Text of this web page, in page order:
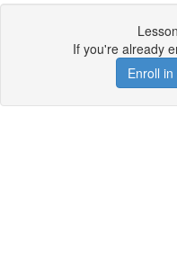
If you're already
Enroll